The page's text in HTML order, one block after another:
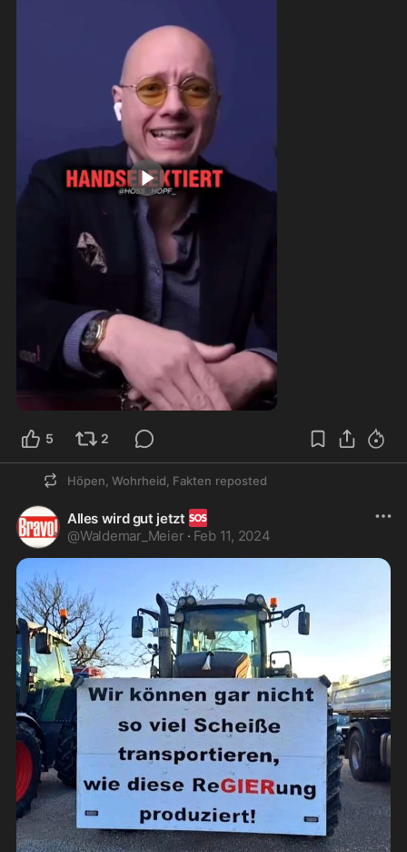
1:03
5 2
Höpen, Wohrheid, Fakten reposted
Alles wird gut jetzt 🆘
@Waldemar_Meier · Feb 11, 2024